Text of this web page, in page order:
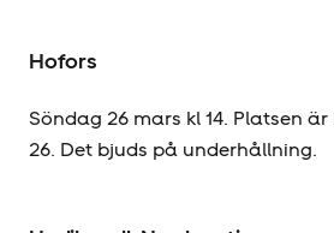
Hofors
Söndag 26 mars kl 14. Platsen
26. Det bjuds på underhållning.